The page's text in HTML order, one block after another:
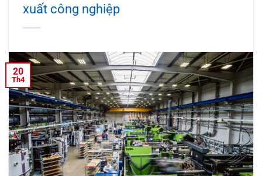
xuất công nghiệp
20
Th4